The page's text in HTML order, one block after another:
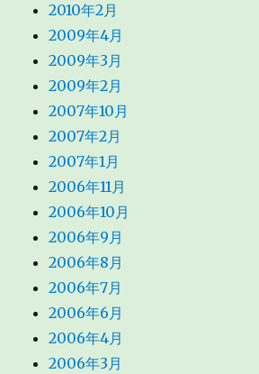
2010年2月
2009年4月
2009年3月
2009年2月
2007年10月
2007年2月
2007年1月
2006年11月
2006年10月
2006年9月
2006年8月
2006年7月
2006年6月
2006年4月
2006年3月